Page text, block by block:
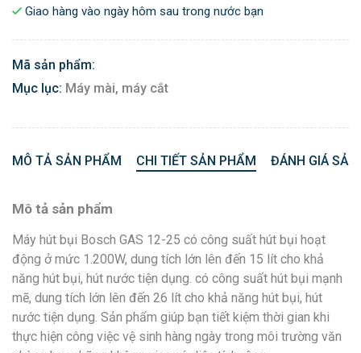
Giao hàng vào ngày hôm sau trong nước bạn
Mã sản phẩm:
Mục lục: Máy mài, máy cắt
MÔ TẢ SẢN PHẨM CHI TIẾT SẢN PHẨM ĐÁNH GIÁ
Mô tả sản phẩm
Máy hút bụi Bosch GAS 12-25 có công suất hút bụi hoạt
động ở mức 1.200W, dung tích lớn lên đến 15 lít cho khả
năng hút bụi, hút nước tiện dụng. có công suất hút bụi mạnh
mẽ, dung tích lớn lên đến 26 lít cho khả năng hút bụi, hút
nước tiện dụng. Sản phẩm giúp bạn tiết kiệm thời gian khi
thực hiện công việc vệ sinh hàng ngày trong môi trường văn